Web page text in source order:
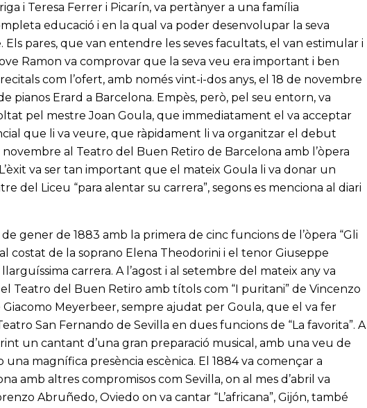
i Teresa Ferrer i Picarín, va pertànyer a una família
educació i en la qual va poder desenvolupar la seva
Els pares, que van entendre les seves facultats, el van estimular i
Ramon va comprovar que la seva veu era important i ben
com l’ofert, amb només vint-i-dos anys, el 18 de novembre
pianos Erard a Barcelona. Empès, però, pel seu entorn, va
pel mestre Joan Goula, que immediatament el va acceptar
que li va veure, que ràpidament li va organitzar el debut
al Teatro del Buen Retiro de Barcelona amb l’òpera
va ser tan important que el mateix Goula li va donar un
del Liceu “para alentar su carrera”, segons es menciona al diari
gener de 1883 amb la primera de cinc funcions de l’òpera “Gli
costat de la soprano Elena Theodorini i el tenor Giuseppe
llarguíssima carrera. A l’agost i al setembre del mateix any va
Teatro del Buen Retiro amb títols com “I puritani” de Vincenzo
Giacomo Meyerbeer, sempre ajudat per Goula, que el va fer
San Fernando de Sevilla en dues funcions de “La favorita”. A
un cantant d’una gran preparació musical, amb una veu de
magnífica presència escènica. El 1884 va començar a
amb altres compromisos com Sevilla, on al mes d’abril va
Abruñedo, Oviedo on va cantar “L’africana”, Gijón, també